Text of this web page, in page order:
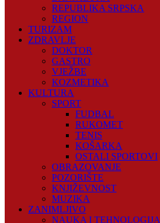
REPUBLIKA SRPSKA
REGION
TURIZAM
ZDRAVLJE
DOKTOR
GASTRO
VJEŽBE
KOZMETIKA
KULTURA
SPORT
FUDBAL
RUKOMET
TENIS
KOŠARKA
OSTALI SPORTOVI
OBRAZOVANJE
POZORIŠTE
KNJIŽEVNOST
MUZIKA
ZANIMLJIVO
NAUKA I TEHNOLOGIJA